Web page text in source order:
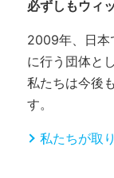
必ずしもウィ
2009年、日本
に行う団体と
私たちは今後
す。
私たちが取